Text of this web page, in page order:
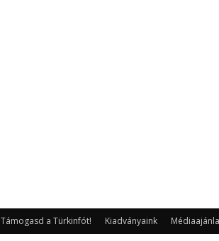
Támogasd a Türkinfót! Kiadványaink